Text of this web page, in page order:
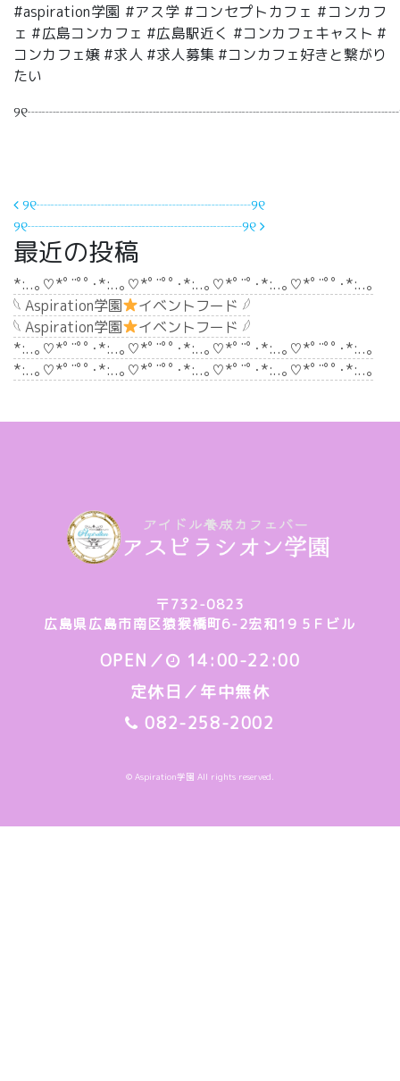
#aspiration学園 #アス学 #コンセプトカフェ #コンカフ
ェ #広島コンカフェ #広島駅近く #コンカフェキャスト #
コンカフェ嬢 #求人 #求人募集 #コンカフェ好きと繋がり
たい
投稿ナビゲーション
୨୧┈┈┈┈┈┈┈┈┈┈┈┈┈┈┈୨୧
୨୧┈┈┈┈┈┈┈┈┈┈┈┈┈┈┈୨୧
最近の投稿
*:..｡♡*ﾟ¨ﾟﾟ･*:..｡♡*ﾟ¨ﾟﾟ･*:..｡♡*ﾟ¨ﾟ･*:..｡♡*ﾟ¨ﾟﾟ･*:..｡
𓆩 Aspiration学園
イベントフード 𓆪
𓆩 Aspiration学園
イベントフード 𓆪
*:..｡♡*ﾟ¨ﾟﾟ･*:..｡♡*ﾟ¨ﾟﾟ･*:..｡♡*ﾟ¨ﾟ･*:..｡♡*ﾟ¨ﾟﾟ･*:..｡
*:..｡♡*ﾟ¨ﾟﾟ･*:..｡♡*ﾟ¨ﾟﾟ･*:..｡♡*ﾟ¨ﾟ･*:..｡♡*ﾟ¨ﾟﾟ･*:..｡
〒732-0823
広島県広島市南区猿猴橋町6-2宏和19 5Ｆビル
OPEN／
14:00-22:00
定休日／年中無休
082-258-2002
© Aspiration学園 All rights reserved.